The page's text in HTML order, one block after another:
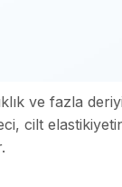
ve fazla
cilt